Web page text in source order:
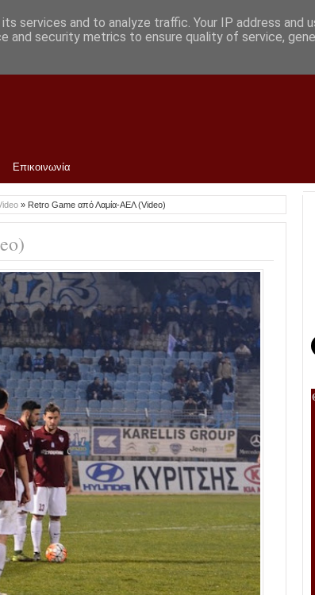
Επικοινωνία
» Retro Game από Λαμία-ΑΕΛ (Video)
services and to analyze traffic. Your IP address and
and security metrics to ensure quality of service,